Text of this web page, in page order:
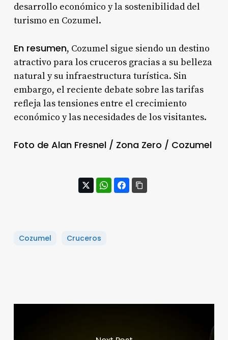
desarrollo económico y la sostenibilidad del
turismo en Cozumel.
En resumen, Cozumel sigue siendo un destino
atractivo para los cruceros gracias a su belleza
natural y su infraestructura turística. Sin
embargo, el reciente debate sobre las tarifas
refleja las tensiones entre el crecimiento
económico y las necesidades de los visitantes.
Foto de Alan Fresnel / Zona Zero / Cozumel
Cozumel Cruceros